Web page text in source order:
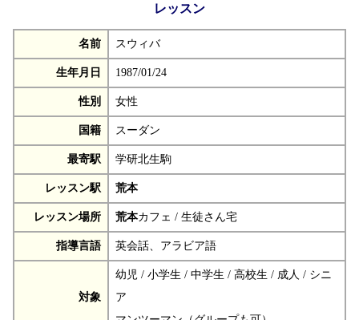
レッスン
名前 スウィバ
生年月日 1987/01/24
性別 女性
国籍 スーダン
最寄駅 学研北生駒
レッスン駅 荒本
レッスン場所 荒本カフェ / 生徒さん宅
指導言語 英会話、アラビア語
対象
幼児 / 小学生 / 中学生 / 高校生 / 成人 / シニ
ア